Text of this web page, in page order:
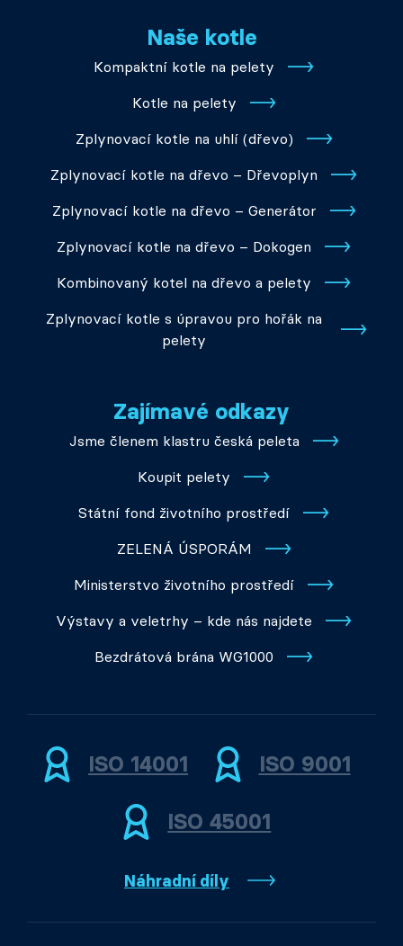
Naše kotle
Kompaktní kotle na pelety
Kotle na pelety
Zplynovací kotle na uhlí (dřevo)
Zplynovací kotle na dřevo – Dřevoplyn
Zplynovací kotle na dřevo – Generátor
Zplynovací kotle na dřevo – Dokogen
Kombinovaný kotel na dřevo a pelety
Zplynovací kotle s úpravou pro hořák na
pelety
Zajímavé odkazy
Jsme členem klastru česká peleta
Koupit pelety
Státní fond životního prostředí
ZELENÁ ÚSPORÁM
Ministerstvo životního prostředí
Výstavy a veletrhy – kde nás najdete
Bezdrátová brána WG1000
ISO 14001 ISO 9001
ISO 45001
Náhradní díly